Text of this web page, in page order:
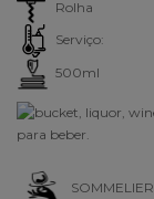
Rolha
Serviço:
500ml
para beber.
SOMMELIER